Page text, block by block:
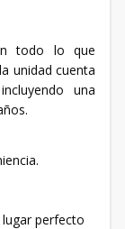
todo lo que
unidad cuenta
una
perfecto